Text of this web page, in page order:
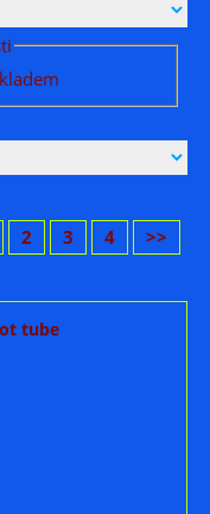
2 3 4 >>
tube